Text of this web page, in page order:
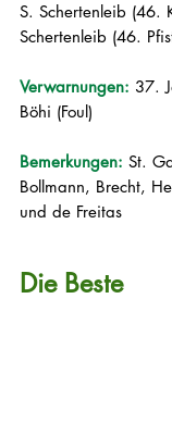
S. Schertenleib (46.
Schertenleib (46.
Verwarnungen: 37.
Böhi (Foul)
Bemerkungen: St.
Bollmann, Brecht,
und de Freitas
Die Beste